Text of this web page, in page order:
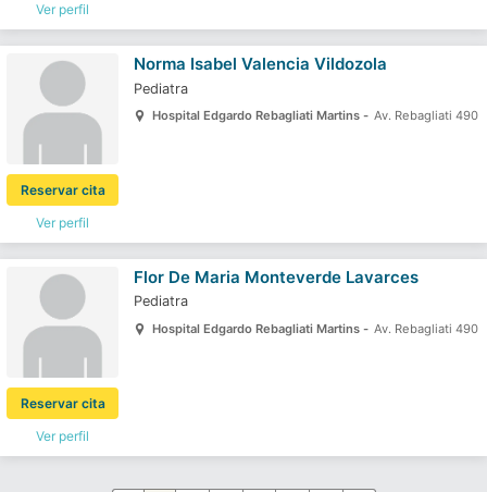
Ver perfil
Ver perfil
Reservar cita
Norma Isabel Valencia Vildozola
Pediatra
Hospital Edgardo Rebagliati Martins - Av. Rebagliati 490
Ver perfil
Reservar cita
Flor De Maria Monteverde Lavarces
Pediatra
Hospital Edgardo Rebagliati Martins - Av. Rebagliati 490